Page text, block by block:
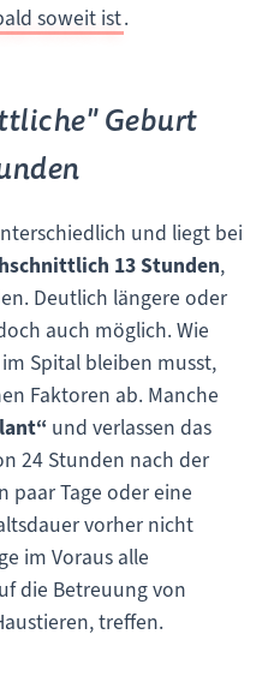
soweit ist.
Geburt
und liegt bei
13 Stunden,
Deutlich längere oder
auch möglich. Wie
Spital bleiben musst,
Faktoren ab. Manche
und verlassen das
24 Stunden nach der
paar Tage oder eine
vorher nicht
im Voraus alle
die Betreuung von
treffen.